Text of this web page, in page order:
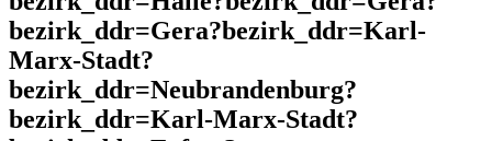
bezirk_ddr=Gera?bezirk_ddr=Karl-
Marx-Stadt?
bezirk_ddr=Neubrandenburg?
bezirk_ddr=Karl-Marx-Stadt?